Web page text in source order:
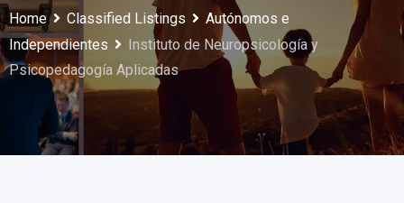
Home Classified Listings
Autónomos e
Independientes
Instituto de Neuropsicología y
Psicopedagogía Aplicadas